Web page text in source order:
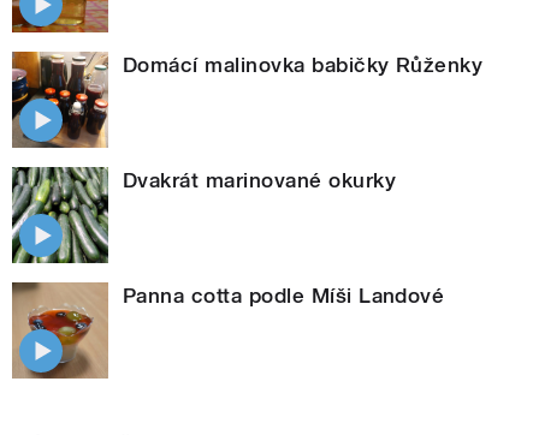
Domácí malinovka babičky Růženky
Dvakrát marinované okurky
Panna cotta podle Míši Landové